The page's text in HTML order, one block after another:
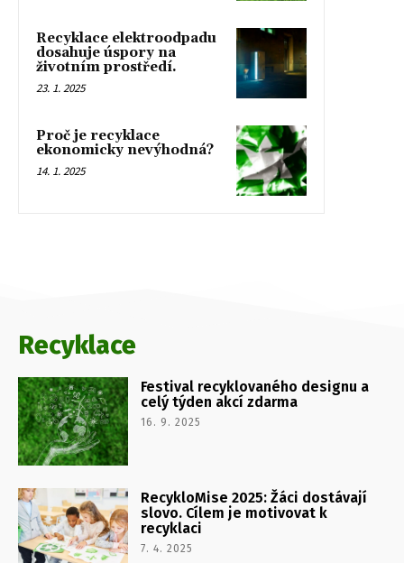
Recyklace elektroodpadu
dosahuje úspory na
životním prostředí.
23. 1. 2025
Proč je recyklace
ekonomicky nevýhodná?
14. 1. 2025
Recyklace
Festival recyklovaného designu a
celý týden akcí zdarma
16. 9. 2025
RecykloMise 2025: Žáci dostávají
slovo. Cílem je motivovat k
recyklaci
7. 4. 2025